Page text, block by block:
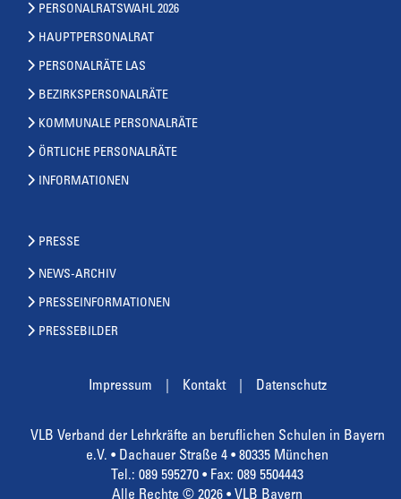
PERSONALRATSWAHL 2026
HAUPTPERSONALRAT
PERSONALRÄTE LAS
BEZIRKSPERSONALRÄTE
KOMMUNALE PERSONALRÄTE
ÖRTLICHE PERSONALRÄTE
INFORMATIONEN
PRESSE
NEWS-ARCHIV
PRESSEINFORMATIONEN
PRESSEBILDER
Impressum Kontakt Datenschutz
VLB Verband der Lehrkräfte an beruflichen Schulen in Bayern
e.V. • Dachauer Straße 4 • 80335 München
Tel.: 089 595270 • Fax: 089 5504443
Alle Rechte © 2026 • VLB Bayern